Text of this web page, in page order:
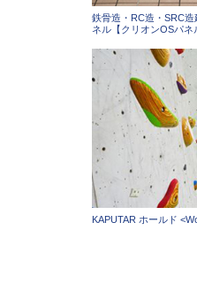
鉄骨造・RC造・SRC
ネル【クリオンOSパネ
KAPUTAR ホールド